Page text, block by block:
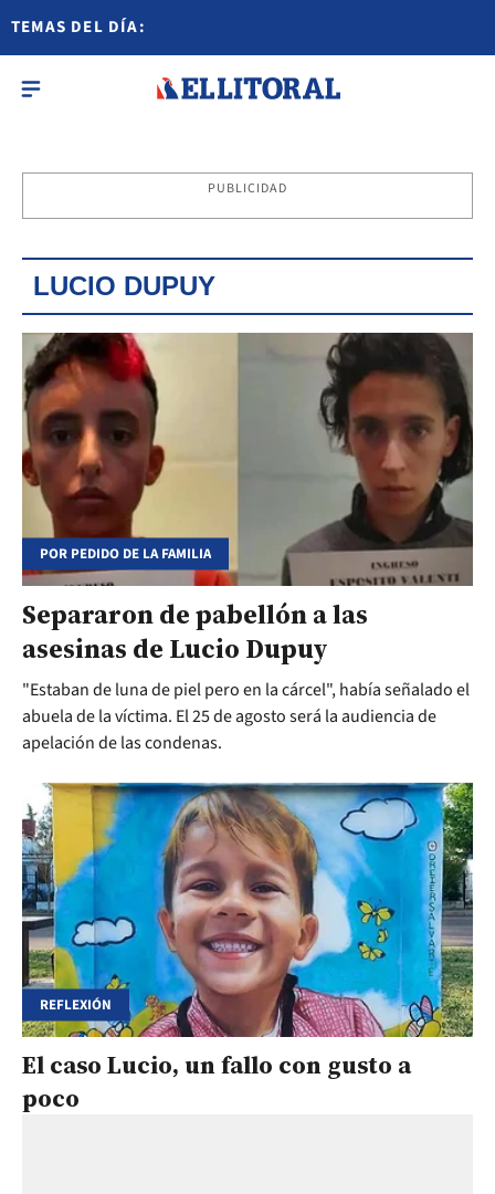
TEMAS DEL DÍA:
PUBLICIDAD
LUCIO DUPUY
POR PEDIDO DE LA FAMILIA
Separaron de pabellón a las
asesinas de Lucio Dupuy
"Estaban de luna de piel pero en la cárcel", había señalado el
abuela de la víctima. El 25 de agosto será la audiencia de
apelación de las condenas.
REFLEXIÓN
El caso Lucio, un fallo con gusto a
poco